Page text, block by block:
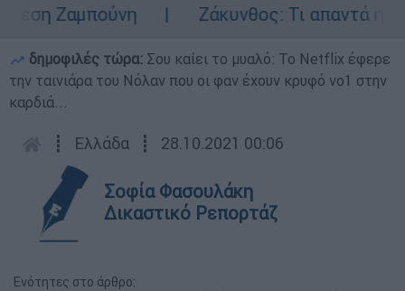
Ζαμπούνη
Ζάκυνθος: Τι απαντά η
δημοφιλές τώρα: Σου καίει το μυαλό: Το Netflix έφερε
την ταινιάρα του Νόλαν που οι φαν έχουν κρυφό νο1 στην
καρδιά...
┋ Ελλάδα ┋ 28.10.2021 00:06
Σοφία Φασουλάκη
Δικαστικό Ρεπορτάζ
Ενότητες στο άρθρο: